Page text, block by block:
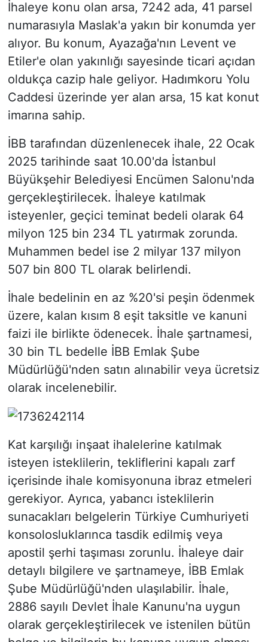
İhaleye konu olan arsa, 7242 ada, 41 parsel
numarasıyla Maslak'a yakın bir konumda yer
alıyor. Bu konum, Ayazağa'nın Levent ve
Etiler'e olan yakınlığı sayesinde ticari açıdan
oldukça cazip hale geliyor. Hadımkoru Yolu
Caddesi üzerinde yer alan arsa, 15 kat konut
imarına sahip.
İBB tarafından düzenlenecek ihale, 22 Ocak
2025 tarihinde saat 10.00'da İstanbul
Büyükşehir Belediyesi Encümen Salonu'nda
gerçekleştirilecek. İhaleye katılmak
isteyenler, geçici teminat bedeli olarak 64
milyon 125 bin 234 TL yatırmak zorunda.
Muhammen bedel ise 2 milyar 137 milyon
507 bin 800 TL olarak belirlendi.
İhale bedelinin en az %20'si peşin ödenmek
üzere, kalan kısım 8 eşit taksitle ve kanuni
faizi ile birlikte ödenecek. İhale şartnamesi,
30 bin TL bedelle İBB Emlak Şube
Müdürlüğü'nden satın alınabilir veya ücretsiz
olarak incelenebilir.
Kat karşılığı inşaat ihalelerine katılmak
isteyen isteklilerin, tekliflerini kapalı zarf
içerisinde ihale komisyonuna ibraz etmeleri
gerekiyor. Ayrıca, yabancı isteklilerin
sunacakları belgelerin Türkiye Cumhuriyeti
konsolosluklarınca tasdik edilmiş veya
apostil şerhi taşıması zorunlu. İhaleye dair
detaylı bilgilere ve şartnameye, İBB Emlak
Şube Müdürlüğü'nden ulaşılabilir. İhale,
2886 sayılı Devlet İhale Kanunu'na uygun
olarak gerçekleştirilecek ve istenilen bütün
VİDEO GALERİ
YAŞAM